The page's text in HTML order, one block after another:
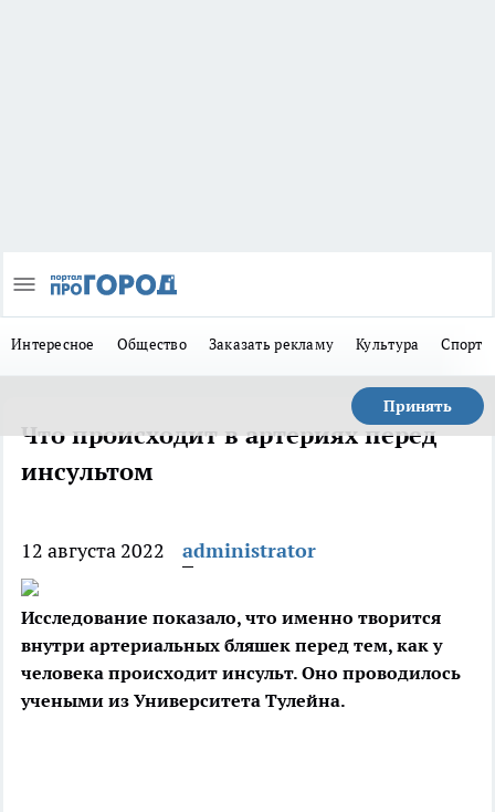
Интересное Общество Заказать рекламу Культура Спорт
Принять
Что происходит в артериях перед
инсультом
12 августа 2022 administrator
Исследование показало, что именно творится
внутри артериальных бляшек перед тем, как у
человека происходит инсульт. Оно проводилось
учеными из Университета Тулейна.